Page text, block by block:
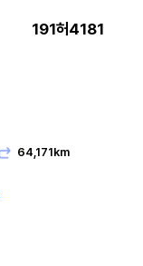
191허4181
64,171km